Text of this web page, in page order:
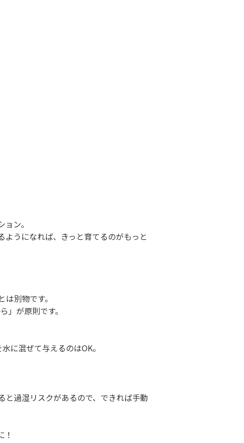
ン。
うになれば、きっと育てるのがもっと
別物です。
」が原則です。
に混ぜて与えるのはOK。
と過湿リスクがあるので、できれば手動